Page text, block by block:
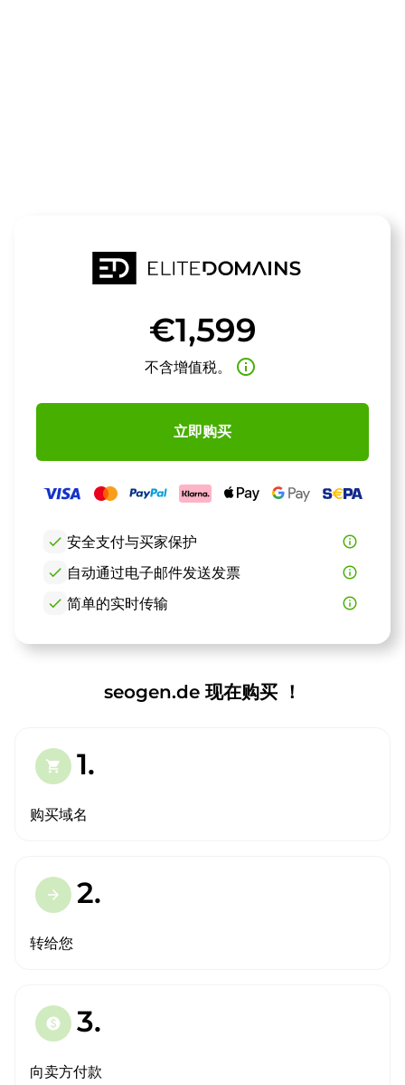
€1,599
不含增值税。 info_outline
立即购买
check 安全支付与买家保护
info_outline
check 自动通过电子邮件发送发票
info_outline
check 简单的实时传输 info_outline
seogen.de 现在购买 ！
shopping_cart 1.
购买域名
arrow_forward 2.
转给您
paid 3.
向卖方付款